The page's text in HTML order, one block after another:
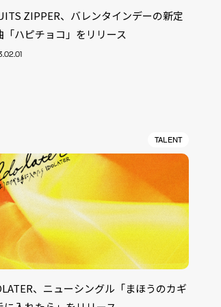
ZIPPER、バレンタインデーの新定
「ハピチョコ」をリリース
TALENT
、ニューシングル「まほうのカギ